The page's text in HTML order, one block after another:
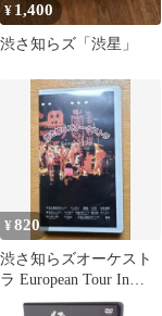
¥ 1,400
渋さ知らズ「渋星」
¥820
渋さ知らズオーケスト
ラ European Tour In
Japan '02